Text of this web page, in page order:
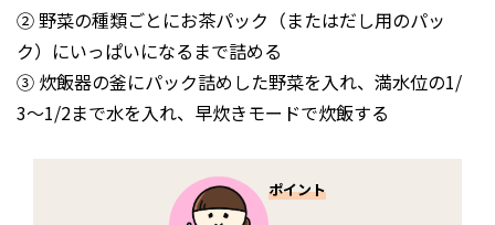
② 野菜の種類ごとにお茶パック（またはだし用のパッ
ク）にいっぱいになるまで詰める
③ 炊飯器の釜にパック詰めした野菜を入れ、満水位の1/
3〜1/2まで水を入れ、早炊きモードで炊飯する
ポイント